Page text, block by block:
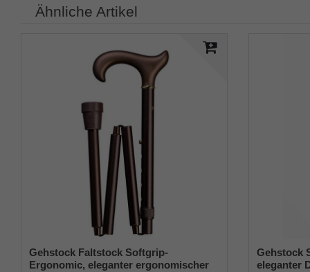
Ähnliche Artikel
Gehstock Faltstock Softgrip-
Ergonomic, eleganter ergonomischer
Gehstock
eleganter